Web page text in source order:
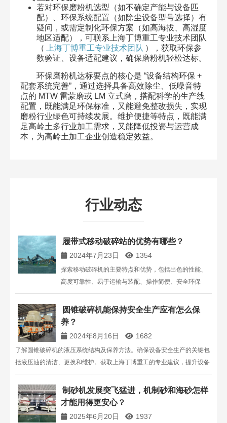
若对环保磨粉机选型（如不确定产能与设备匹
配）、环保系统配置（如除尘设备型号选择）有
疑问，或需定制化环保方案（如高海拔、高湿度
地区适配），可联系上海丁博重工专业技术团队
（
上海丁博重工专业技术团队 ），获取环保参
数验证、设备适配建议，确保磨粉机轻松达标。
环保磨粉机达标要点的核心是 “设备结构环保 +
配套系统完善”，通过选择具备高效除尘、低噪音特
点的 MTW 雷蒙磨或 LM 立式磨，搭配科学的生产线
配置，既能满足环保标准，又能避免整改损失，实现
磨粉行业绿色可持续发展。维护便捷等特点，既能满
足高岭土多行业加工需求，又能降低投资与运营成
本，为高岭土加工企业创造稳定效益。
行业动态
履带式移动破碎站的优势有哪些？
2024年7月23日 1354
探索移动破碎机的主要特点和优势，包括出色的性能、
高度可靠性、易于运输与装配、操作简便、安全环保
等。了解丁博重工的移动破碎站处理能力、履带式移动
破碎机特点以及公司提供的全系列设备解决方案。
圆锥破碎机能保持安全生产应有怎么保
养？
2024年8月16日 1682
了解圆锥破碎机的液压系统结构及保养方法。确保设备安全生产的关键包
括液压油的清洁、更换和维护。获取上海丁博重工的专业建议，提升设备
运行效率。
制砂机发展突飞猛进，机制砂和海砂怎样
才能用得更安心？
2025年6月20日 1937